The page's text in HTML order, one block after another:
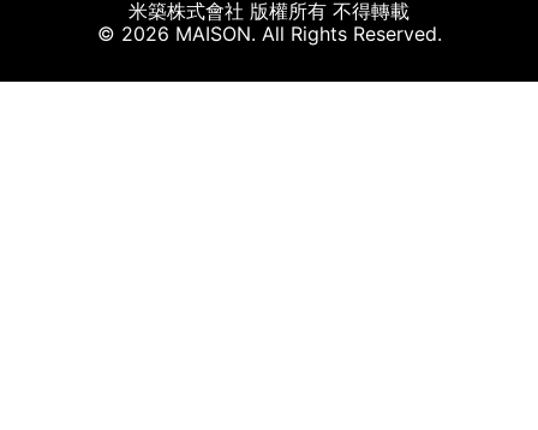
米築株式會社 版權所有 不得轉載
© 2026 MAISON. All Rights Reserved.